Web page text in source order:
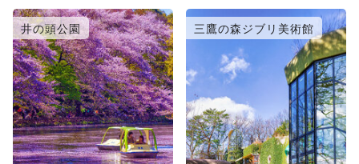
井の頭公園 三鷹の森ジブリ美術館